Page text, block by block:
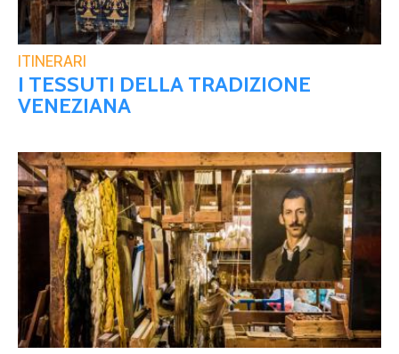
ITINERARI
I TESSUTI DELLA TRADIZIONE
VENEZIANA